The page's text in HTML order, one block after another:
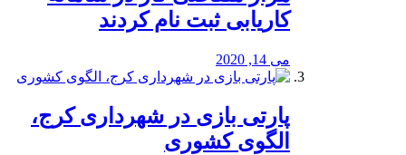
کاریابی ثبت نام کردند
می 14, 2020
پارتی بازی در شهرداری کرج،
الگوی کشوری